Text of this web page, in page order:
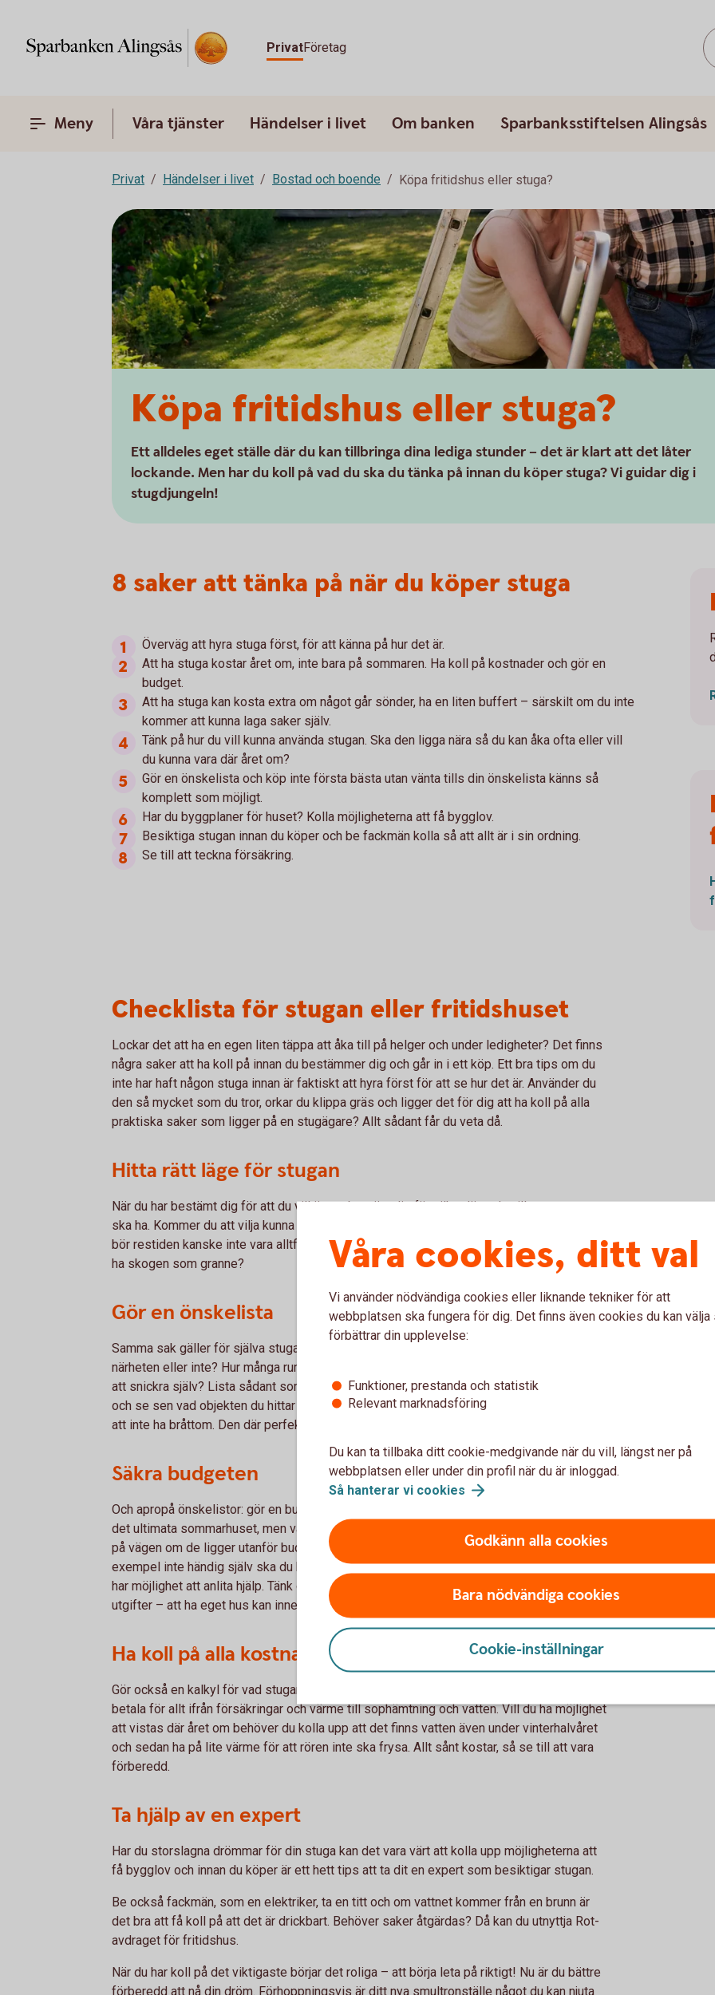
PrivatFöretag
Meny Våra tjänster Händelser i livet Om banken Sparbanksstiftelsen Alingsås
Privat Händelser i livet Bostad och boende Köpa fritidshus eller stuga?
Köpa fritidshus eller stuga?
Ett alldeles eget ställe där du kan tillbringa dina lediga stunder – det är klart att det låter
lockande. Men har du koll på vad du ska du tänka på innan du köper stuga? Vi guidar dig i
stugdjungeln!
8 saker att tänka på när du köper stuga
Överväg att hyra stuga först, för att känna på hur det är.
Att ha stuga kostar året om, inte bara på sommaren. Ha koll på kostnader och gör en
budget.
Att ha stuga kan kosta extra om något går sönder, ha en liten buffert – särskilt om du inte
kommer att kunna laga saker själv.
Tänk på hur du vill kunna använda stugan. Ska den ligga nära så du kan åka ofta eller vill
du kunna vara där året om?
Gör en önskelista och köp inte första bästa utan vänta tills din önskelista känns så
komplett som möjligt.
Har du byggplaner för huset? Kolla möjligheterna att få bygglov.
Besiktiga stugan innan du köper och be fackmän kolla så att allt är i sin ordning.
Se till att teckna försäkring.
Checklista för stugan eller fritidshuset
Lockar det att ha en egen liten täppa att åka till på helger och under ledigheter? Det finns
några saker att ha koll på innan du bestämmer dig och går in i ett köp. Ett bra tips om du
inte har haft någon stuga innan är faktiskt att hyra först för att se hur det är. Använder du
den så mycket som du tror, orkar du klippa gräs och ligger det för dig att ha koll på alla
praktiska saker som ligger på en stugägare? Allt sådant får du veta då.
Hitta rätt läge för stugan
När du har bestämt dig för att du vill äga – bestäm dig för vilket läge du vill att stugan
ska ha. Kommer du att vilja kunna åka dit på fredagen efter jobbet och hem på söndagen
bör restiden kanske inte vara alltför lång. Är drömmen att ha närhet till vattnet eller vill du
ha skogen som granne?
Gör en önskelista
Samma sak gäller för själva stugan sen. Vill du ha en stor tomt eller en liten? Grannar i
närheten eller inte? Hur många rum? Ska huset vara i ordning eller går du igång på tanken
att snickra själv? Lista sådant som är viktigt för dig och som du helst inte vill tumma på
och se sen vad objekten du hittar bockar för. Även om det knoppas för fullt ute så försök
att inte ha bråttom. Den där perfekta stugan finns, men kanske inte precis just nu.
Säkra budgeten
Och apropå önskelistor: gör en budget! Vad har du råd med? Det är lätt att drömma om
det ultimata sommarhuset, men vad kostar det? Här får kanske några drömpunkter ryka
på vägen om de ligger utanför budget, men se till att du tummar på rätt saker. Är du till
exempel inte händig själv ska du kanske inte ta på dig ett renoveringsobjekt om du inte
har möjlighet att anlita hjälp. Tänk också på att räkna med en buffert för oförutsedda
utgifter – att ha eget hus kan innebära kostnader du inte kan förutspå.
Ha koll på alla kostnader
Gör också en kalkyl för vad stugan kommer att kosta i drift under året. Du kommer att
betala för allt ifrån försäkringar och värme till sophämtning och vatten. Vill du ha möjlighet
att vistas där året om behöver du kolla upp att det finns vatten även under vinterhalvåret
och sedan ha på lite värme för att rören inte ska frysa. Allt sånt kostar, så se till att vara
förberedd.
Ta hjälp av en expert
Har du storslagna drömmar för din stuga kan det vara värt att kolla upp möjligheterna att
få bygglov och innan du köper är ett hett tips att ta dit en expert som besiktigar stugan.
Be också fackmän, som en elektriker, ta en titt och om vattnet kommer från en brunn är
det bra att få koll på att det är drickbart. Behöver saker åtgärdas? Då kan du utnyttja Rot-
avdraget för fritidshus.
När du har koll på det viktigaste börjar det roliga – att börja leta på riktigt! Nu är du bättre
förberedd att nå din dröm. Förhoppningsvis är ditt nya smultronställe något du kan njuta
Våra cookies, ditt val
Vi använder nödvändiga cookies eller liknande tekniker för att
webbplatsen ska fungera för dig. Det finns även cookies du kan välja
förbättrar din upplevelse:
Funktioner, prestanda och statistik
Relevant marknadsföring
Du kan ta tillbaka ditt cookie-medgivande när du vill, längst ner på
webbplatsen eller under din profil när du är inloggad.
Så hanterar vi cookies
Godkänn alla cookies
Bara nödvändiga cookies
Cookie-inställningar